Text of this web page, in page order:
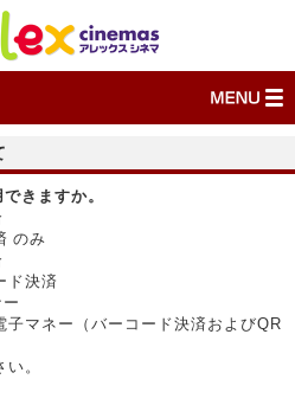
きますか。
のみ
決済
ネー（バーコード決済およびQR
い。